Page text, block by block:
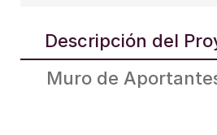
Descripción del
Muro de